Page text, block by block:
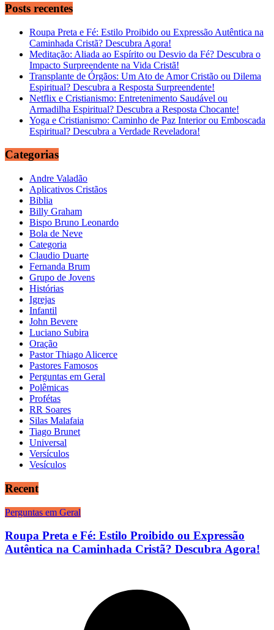
Posts recentes
Roupa Preta e Fé: Estilo Proibido ou Expressão Autêntica na
Caminhada Cristã? Descubra Agora!
Meditação: Aliada ao Espírito ou Desvio da Fé? Descubra o
Impacto Surpreendente na Vida Cristã!
Transplante de Órgãos: Um Ato de Amor Cristão ou Dilema
Espiritual? Descubra a Resposta Surpreendente!
Netflix e Cristianismo: Entretenimento Saudável ou
Armadilha Espiritual? Descubra a Resposta Chocante!
Yoga e Cristianismo: Caminho de Paz Interior ou Emboscada
Espiritual? Descubra a Verdade Reveladora!
Categorias
Andre Valadão
Aplicativos Cristãos
Biblia
Billy Graham
Bispo Bruno Leonardo
Bola de Neve
Categoria
Claudio Duarte
Fernanda Brum
Grupo de Jovens
Histórias
Igrejas
Infantil
John Bevere
Luciano Subira
Oração
Pastor Thiago Alicerce
Pastores Famosos
Perguntas em Geral
Polêmicas
Profétas
RR Soares
Silas Malafaia
Tiago Brunet
Universal
Versículos
Vesículos
Recent
Perguntas em Geral
Roupa Preta e Fé: Estilo Proibido ou Expressão
Autêntica na Caminhada Cristã? Descubra Agora!